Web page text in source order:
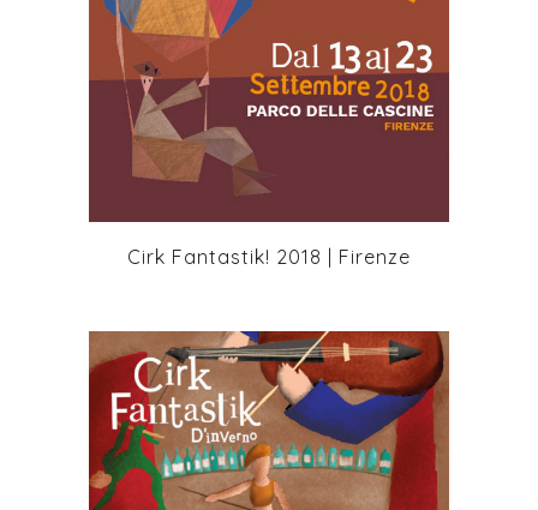
+
Cirk Fantastik! 2018 | Firenze